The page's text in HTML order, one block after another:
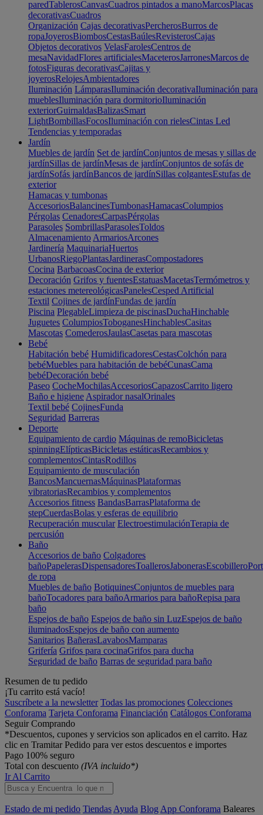
paredTablerosCanvasCuadros pintados a manoMarcosPlacas
decorativasCuadros
Organización Cajas decorativasPercherosBurros de
ropaJoyerosBiombosCestasBaúlesRevisterosCajas
Objetos decorativos VelasFarolesCentros de
mesaNavidadFlores artificialesMaceterosJarronesMarcos de
fotosFiguras decorativasCajitas y
joyerosRelojesAmbientadores
Iluminación LámparasIluminación decorativaIluminación para
mueblesIluminación para dormitorioIluminación
exteriorGuirnaldasBalizasSmart
LightBombillasFocosIluminación con rielesCintas Led
Tendencias y temporadas
Jardín
Muebles de jardín Set de jardínConjuntos de mesas y sillas de
jardínSillas de jardínMesas de jardínConjuntos de sofás de
jardínSofás jardínBancos de jardínSillas colgantesEstufas de
exterior
Hamacas y tumbonas
AccesoriosBalancinesTumbonasHamacasColumpios
Pérgolas CenadoresCarpasPérgolas
Parasoles SombrillasParasolesToldos
Almacenamiento ArmariosArcones
Jardinería MaquinariaHuertos
UrbanosRiegoPlantasJardinerasCompostadores
Cocina BarbacoasCocina de exterior
Decoración Grifos y fuentesEstatuasMacetasTermómetros y
estaciones metereológicasPanelesCesped Artificial
Textil Cojines de jardínFundas de jardín
Piscina PlegableLimpieza de piscinasDuchaHinchable
Juguetes ColumpiosToboganesHinchablesCasitas
Mascotas ComederosJaulasCasetas para mascotas
Bebé
Habitación bebé HumidificadoresCestasColchón para
bebéMuebles para habitación de bebéCunasCama
bebéDecoración bebé
Paseo CocheMochilasAccesoriosCapazosCarrito ligero
Baño e higiene Aspirador nasalOrinales
Textil bebé CojinesFunda
Seguridad Barreras
Deporte
Equipamiento de cardio Máquinas de remoBicicletas
spinningElípticasBicicletas estáticasRecambios y
complementosCintasRodillos
Equipamiento de musculación
BancosMancuernasMáquinasPlataformas
vibratoriasRecambios y complementos
Accesorios fitness BandasBarrasPlataforma de
stepCuerdasBolas y esferas de equilibrio
Recuperación muscular ElectroestimulaciónTerapia de
percusión
Baño
Accesorios de baño Colgadores
bañoPapelerasDispensadoresToallerosJabonerasEscobillero
de ropa
Muebles de baño BotiquinesConjuntos de muebles para
bañoTocadores para bañoArmarios para bañoRepisa para
baño
Espejos de baño Espejos de baño sin LuzEspejos de baño
iluminadosEspejos de baño con aumento
Sanitarios BañerasLavabosMamparas
Grifería Grifos para cocinaGrifos para ducha
Seguridad de baño Barras de seguridad para baño
Resumen de tu pedido
¡Tu carrito está vacío!
Suscríbete a la newsletter Todas las promociones Colecciones
Conforama Tarjeta Conforama Financiación Catálogos Conforama
Seguir Comprando
*Descuentos, cupones y servicios son aplicados en el carrito. Haz
clic en Tramitar Pedido para ver estos descuentos e importes
Pago 100% seguro
Total con descuento (IVA incluido*)
Ir Al Carrito
Estado de mi pedido Tiendas Ayuda Blog App Conforama Baleares